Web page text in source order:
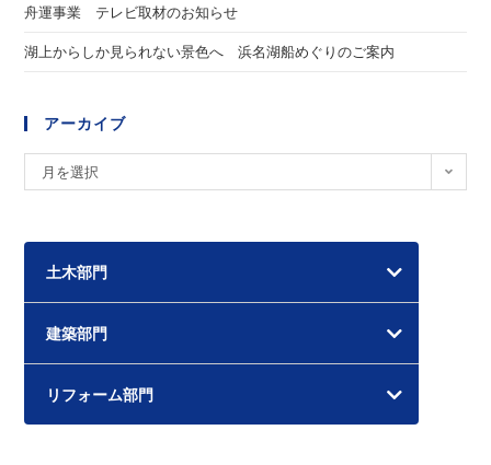
舟運事業 テレビ取材のお知らせ
湖上からしか見られない景色へ 浜名湖船めぐりのご案内
アーカイブ
ー
イ
月を選択
土木部門
建築部門
リフォーム部門